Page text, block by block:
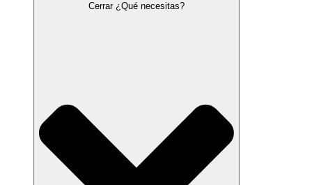
Cerrar ¿Qué necesitas?